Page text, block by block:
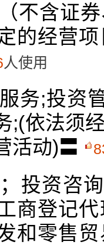
不含证
的经营
人使用
务;投资
;(依法须
活动)〓
投资咨
商登记
和零售